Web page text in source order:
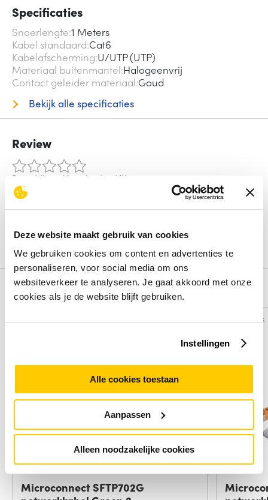
Deze website maakt gebruik van cookies
We gebruiken cookies om content en advertenties te
personaliseren, voor social media om ons
websiteverkeer te analyseren. Je gaat akkoord met onze
cookies als je de website blijft gebruiken.
Instellingen
Alle cookies toestaan
Aanpassen
Alleen noodzakelijke cookies
Specificaties
Snoerlengte 1 Meters
Kabel standaard Cat6
Kabelafscherming U/UTP (UTP)
Materiaal buitenmantel Halogeenvrij
Contact geleider materiaal Goud
Bekijk alle specificaties
Review
Beoordelingen binnenkort beschikbaar
Deel je ervaring met het product door het schrijven van een
Schrijf een review
Alternatieven
Microconnect SFTP702G
Vergelijk